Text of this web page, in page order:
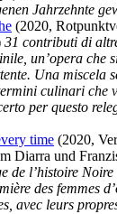
Jahrzehnte
(2020,
31 contributi di
un’opera che
Una miscela
culinari che
per questo
time (2020,
Diarra und
de l’histoire
des femmes
avec leurs